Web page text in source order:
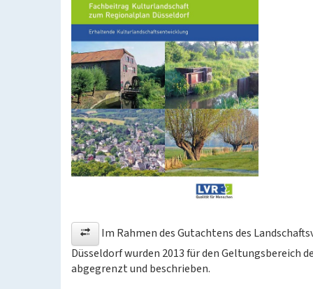
Im Rahmen des Gutachtens des
Düsseldorf wurden 2013 für den Geltungsbereich
abgegrenzt und beschrieben.